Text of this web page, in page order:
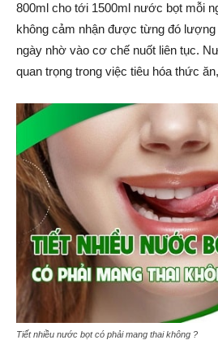
800ml cho tới 1500ml nước bọt mỗi
không cảm nhận được từng đó
ngày nhờ vào cơ chế nuốt liên tục.
quan trọng trong việc tiêu hóa thức
Tiết nhiều nước bọt có phải mang thai không ?